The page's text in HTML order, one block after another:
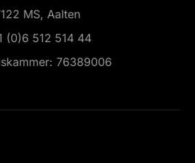
MS, Aalten
(0)6 512 514 44
76389006